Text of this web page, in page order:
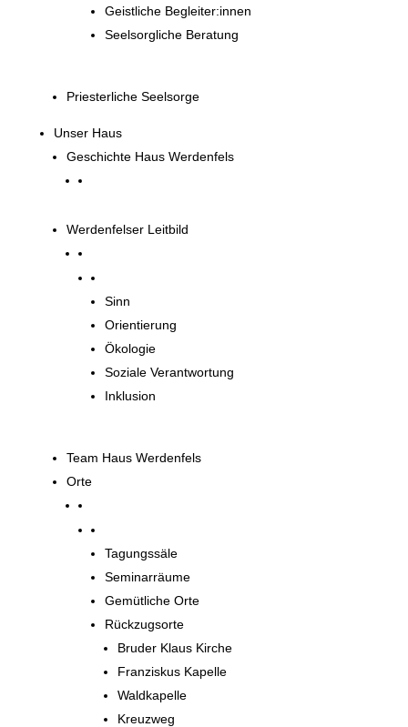
Geistliche Begleiter:innen
Seelsorgliche Beratung
Priesterliche Seelsorge
Unser Haus
Geschichte Haus Werdenfels
Werdenfelser Leitbild
Sinn
Orientierung
Ökologie
Soziale Verantwortung
Inklusion
Team Haus Werdenfels
Orte
Tagungssäle
Seminarräume
Gemütliche Orte
Rückzugsorte
Bruder Klaus Kirche
Franziskus Kapelle
Waldkapelle
Kreuzweg